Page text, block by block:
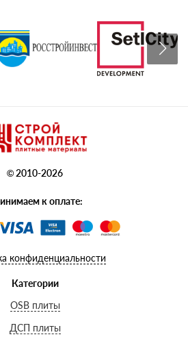
© 2010-2026
к оплате:
конфиденциальности
Категории
OSB плиты
ДСП плиты